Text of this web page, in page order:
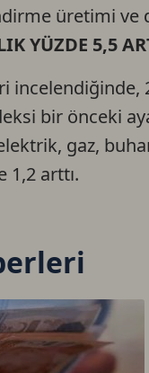
üretimi ve
YÜZDE 5,5
incelendiğinde,
bir önceki
gaz,
1,2 arttı.